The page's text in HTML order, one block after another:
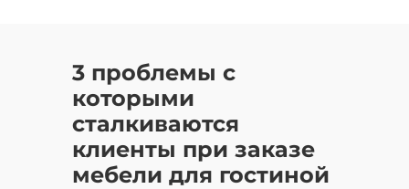
3 проблемы с
которыми
сталкиваются
клиенты при заказе
мебели для гостиной